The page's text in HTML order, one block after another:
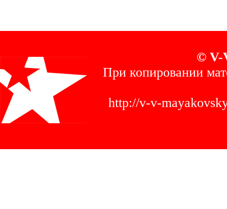
© V-
При копировании
http://v-v-